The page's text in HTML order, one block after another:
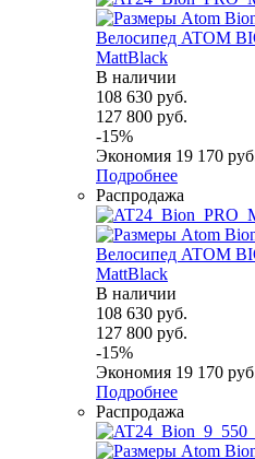
Велосипед ATOM
MattBlack
В наличии
108 630 руб.
127 800 руб.
-15%
Экономия 19 170
Подробнее
Распродажа
Велосипед ATOM
MattBlack
В наличии
108 630 руб.
127 800 руб.
-15%
Экономия 19 170
Подробнее
Распродажа